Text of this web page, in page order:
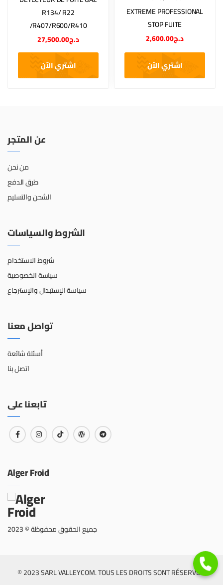
R134/ R22
/R407/R600/R410
د.ج27,500.00
اشتري الآن
EXTREME PROFESSIONAL
STOP FUITE
د.ج2,600.00
اشتري الآن
عن المتجر
من نحن
طرق الدفع
الشحن والتسليم
الشروط والسياسات
شروط الاستخدام
سياسة الخصوصية
سياسة الإستبدال والإسترجاع
تواصل معنا
أسئلة شائعة
اتصل بنا
تابعنا على
Alger Froid
جميع الحقوق محفوظة © 2023
© 2023 SARL VALLEYCOM. TOUS LES DROITS SONT RÉSERVÉS.